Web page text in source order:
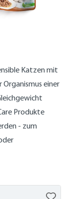
Katzen mit
einer
Produkte
- zum